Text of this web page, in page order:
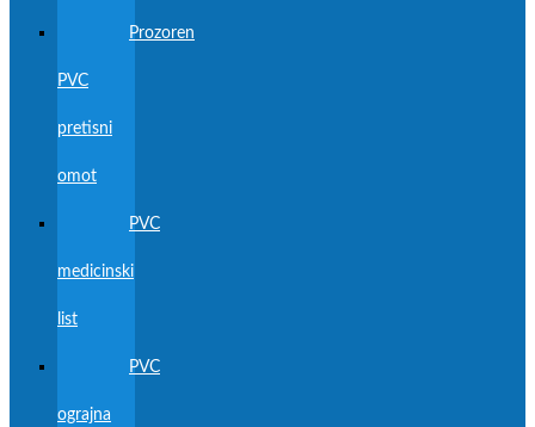
Prozoren
PVC
pretisni
omot
PVC
medicinski
list
PVC
ograjna